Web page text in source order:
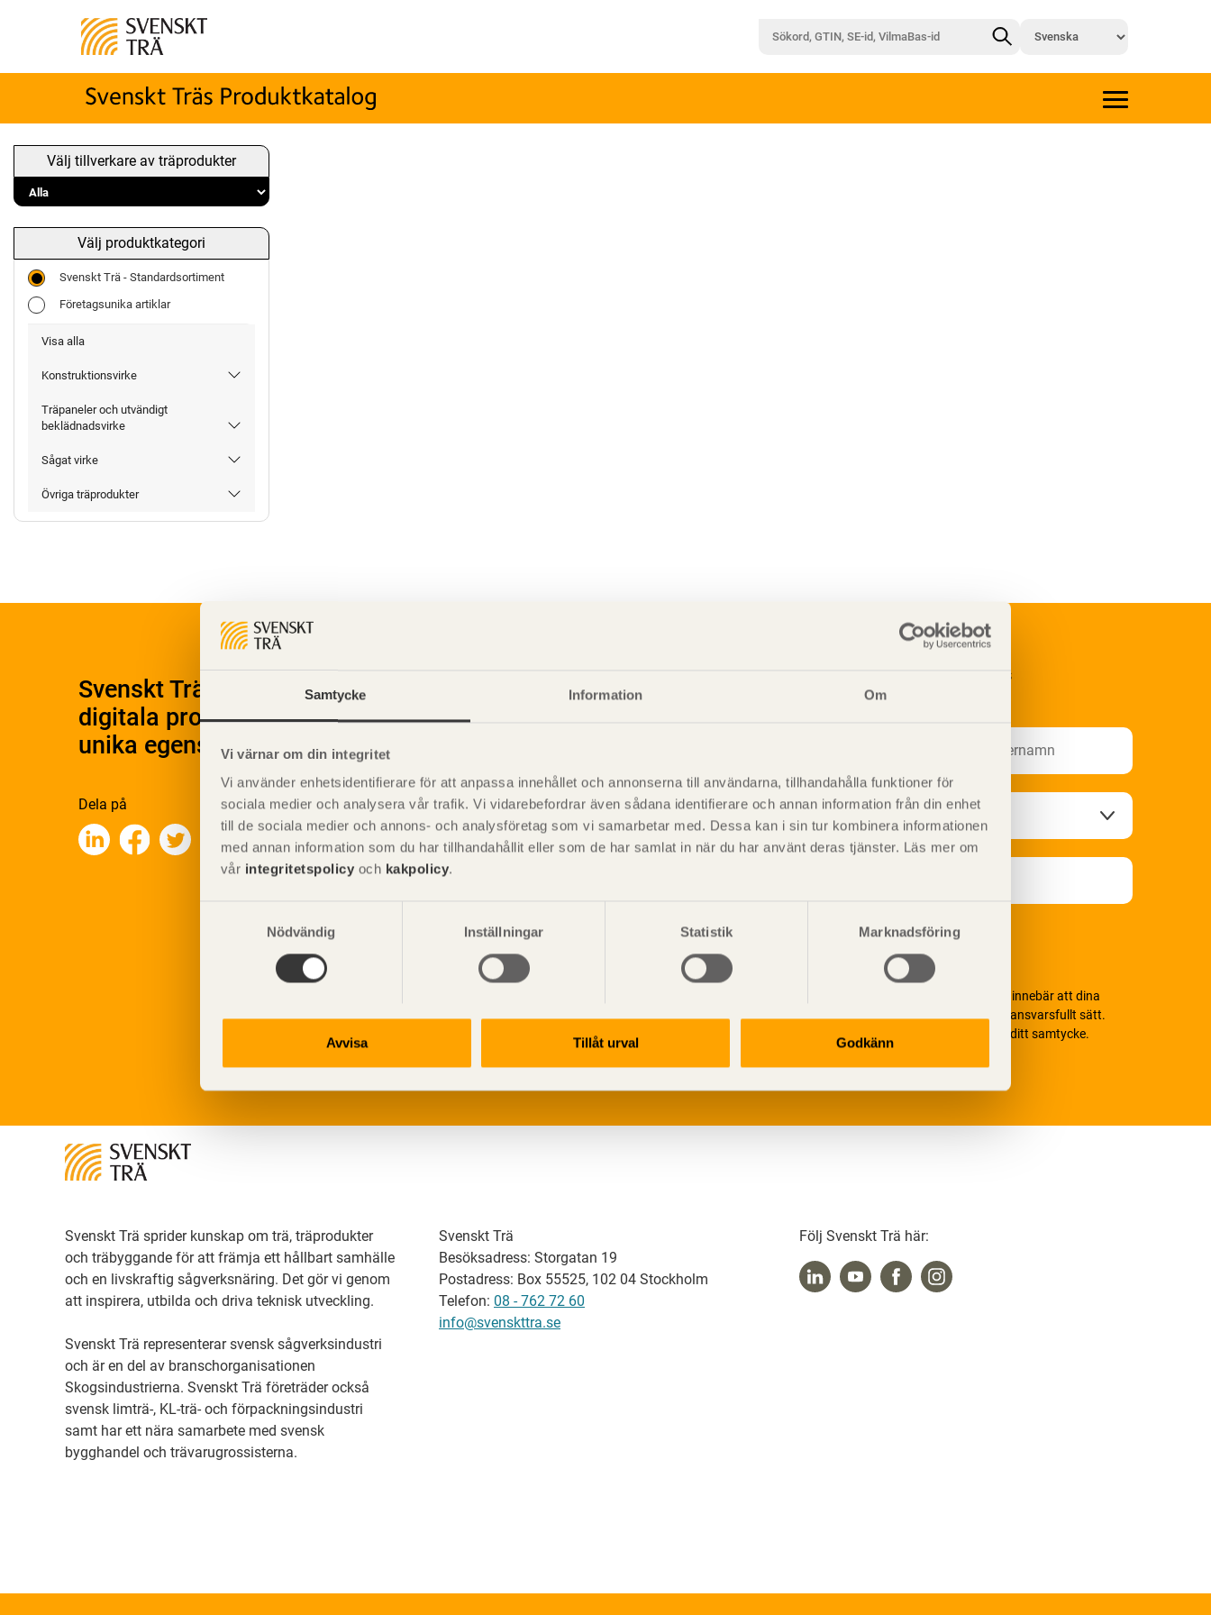
Samtycke Information Om
Vi värnar om din integritet
Vi använder enhetsidentifierare för att anpassa innehållet och annonserna till användarna, tillhandahålla funktioner för
sociala medier och analysera vår trafik. Vi vidarebefordrar även sådana identifierare och annan information från din enhet
till de sociala medier och annons- och analysföretag som vi samarbetar med. Dessa kan i sin tur kombinera informationen
med annan information som du har tillhandahållit eller som de har samlat in när du har använt deras tjänster. Läs mer om
vår integritetspolicy och kakpolicy.
Nödvändig
Inställningar Statistik Marknadsföring
Avvisa Tillåt urval Godkänn
Välj tillverkare av träprodukter
Välj produktkategori
Svenskt Trä - Standardsortiment
Företagsunika artiklar
Visa alla
Konstruktionsvirke
Träpaneler och utvändigt
beklädnadsvirke
Sågat virke
Övriga träprodukter
Svenskt Träs Produktkatalog är svensk sågverksnärings
digitala produktkatalog för att beskriva träprodukter och deras
unika egenskaper.
Dela på
Prenumerera på Svenskt Träs
informationsutskick!
Vi värnar om personlig integritet vilket innebär att dina
personuppgifter alltid hanteras på ett ansvarsfullt sätt.
Genom att klicka på skicka lämnar du ditt samtycke.
Läs vårintegritetspolicy.
Svenskt Trä sprider kunskap om trä, träprodukter
och träbyggande för att främja ett hållbart samhälle
och en livskraftig sågverksnäring. Det gör vi genom
att inspirera, utbilda och driva teknisk utveckling.
Svenskt Trä representerar svensk sågverksindustri
och är en del av branschorganisationen
Skogsindustrierna. Svenskt Trä företräder också
svensk limträ-, KL-trä- och förpackningsindustri
samt har ett nära samarbete med svensk
bygghandel och trävarugrossisterna.
Svenskt Trä
Besöksadress: Storgatan 19
Postadress: Box 55525, 102 04 Stockholm
Telefon: 08 - 762 72 60
info@svenskttra.se
Följ Svenskt Trä här: